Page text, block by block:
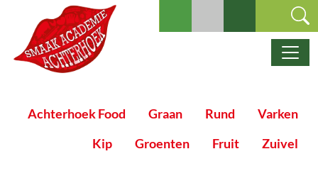
Ga naar de inhoud
Hoofdnavigatie
Achterhoek Food Graan Rund
Varken
Kip
Groenten Fruit Zuivel